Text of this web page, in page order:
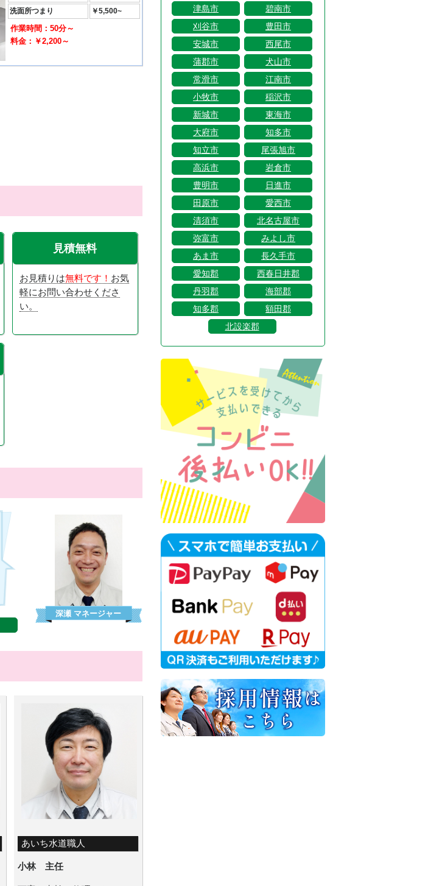
洗面所つまり
￥5,500~
作業時間：50分～
料金：￥2,200～
見積無料
お見積りは無料です！ お気
軽にお問い合わせくださ
い。
深瀬 マネージャー
あいち水道職人
小林 主任
津島市
碧南市
刈谷市
豊田市
安城市
西尾市
蒲郡市
犬山市
常滑市
江南市
小牧市
稲沢市
新城市
東海市
大府市
知多市
知立市
尾張旭市
高浜市
岩倉市
豊明市
日進市
田原市
愛西市
清須市
北名古屋市
弥富市
みよし市
あま市
長久手市
愛知郡
西春日井郡
丹羽郡
海部郡
知多郡
額田郡
北設楽郡